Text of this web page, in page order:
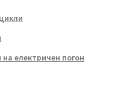
електричен погон